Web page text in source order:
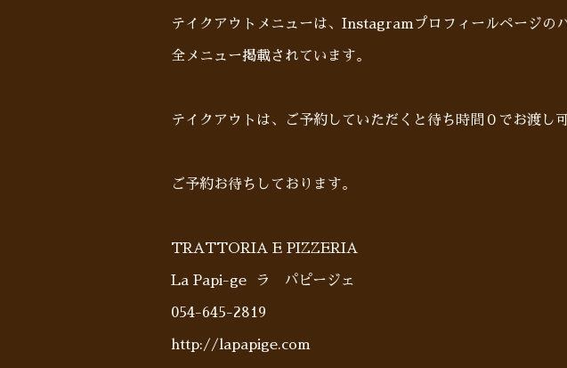
テイクアウトメニューは、Instagramプロフィールページの
全メニュー掲載されています。
テイクアウトは、ご予約していただくと待ち時間０でお渡し
ご予約お待ちしております。
TRATTORIA E PIZZERIA
La Papi-ge ラ パピージェ
054-645-2819
http://lapapige.com